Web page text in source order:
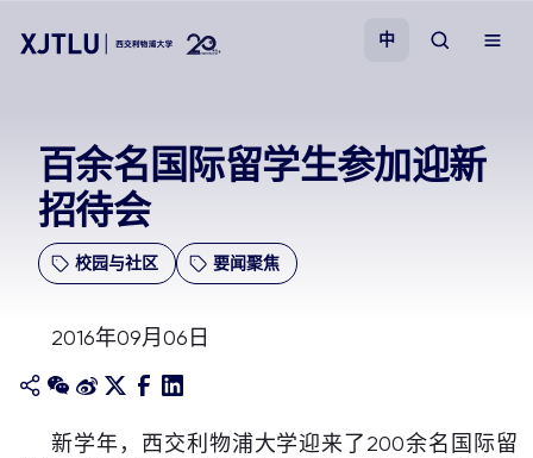
招生
科研
学院
中
百余名国际留学生参加迎新
招待会
校园与社区 要闻聚焦
2016年09月06日
新学年，西交利物浦大学迎来了200余名国际留